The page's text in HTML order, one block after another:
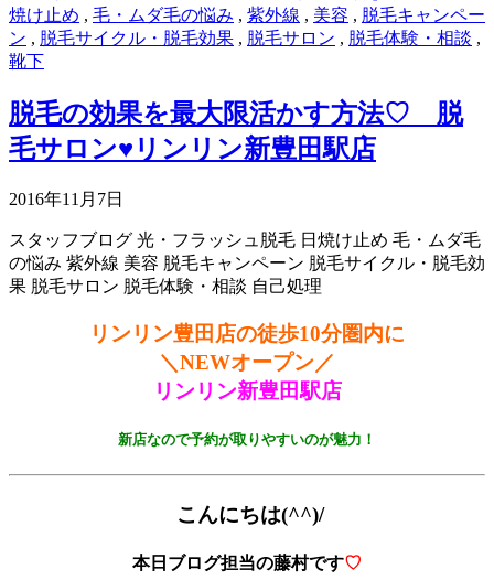
焼け止め , 毛・ムダ毛の悩み , 紫外線 , 美容 , 脱毛キャンペー
ン , 脱毛サイクル・脱毛効果 , 脱毛サロン , 脱毛体験・相談 ,
靴下
脱毛の効果を最大限活かす方法♡ 脱
毛サロン♥リンリン新豊田駅店
2016年11月7日
スタッフブログ 光・フラッシュ脱毛 日焼け止め 毛・ムダ毛
の悩み 紫外線 美容 脱毛キャンペーン 脱毛サイクル・脱毛効
果 脱毛サロン 脱毛体験・相談 自己処理
リンリン豊田店の徒歩10分圏内に
＼NEWオープン／
リンリン新豊田駅店
新店なので予約が取りやすいのが魅力！
こんにちは(^^)/
本日ブログ担当の藤村です♡